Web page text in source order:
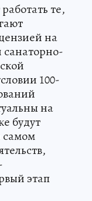
те,
на
100-
на
будут
самом
этап